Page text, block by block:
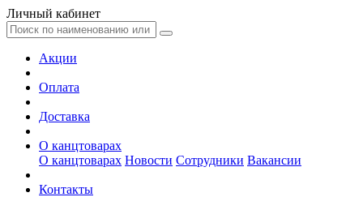
Личный кабинет
Акции
Оплата
Доставка
О канцтоварах
О канцтоварах Новости Сотрудники Вакансии
Контакты